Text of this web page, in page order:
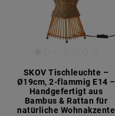
SKOV Tischleuchte –
Ø19cm, 2-flammig E14 –
Handgefertigt aus
Bambus & Rattan für
natürliche Wohnakzente